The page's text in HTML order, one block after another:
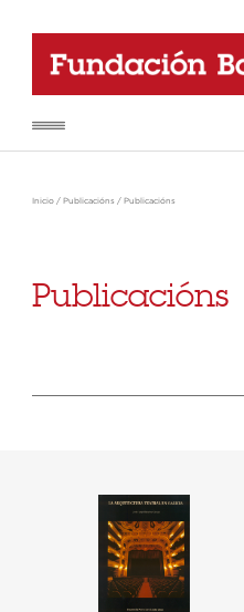
Inicio / Publicacións / Publicacións
Publicacións